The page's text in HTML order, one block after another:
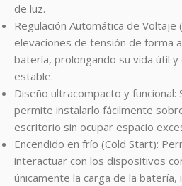
de luz.
Regulación Automática de Voltaje
elevaciones de tensión de forma
batería, prolongando su vida útil
estable.
Diseño ultracompacto y funcional:
permite instalarlo fácilmente
escritorio sin ocupar espacio
Encendido en frío (Cold Start):
interactuar con los dispositivos
únicamente la carga de la batería,